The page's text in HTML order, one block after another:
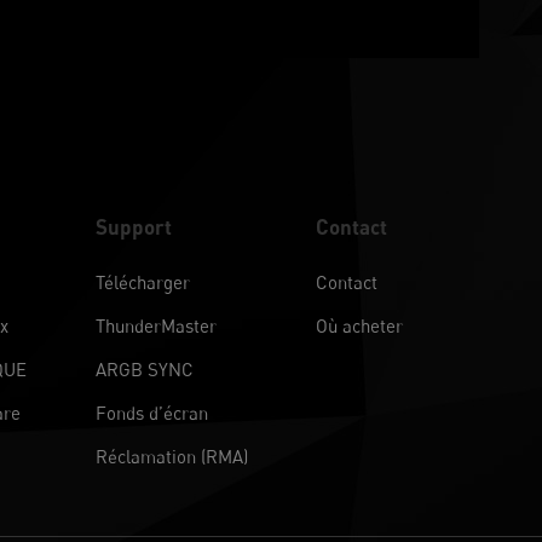
Support
Télécharger
ThunderMaster
ARGB SYNC
Fonds d’écran
Réclamation (RMA)
Contact
Contact
Où acheter